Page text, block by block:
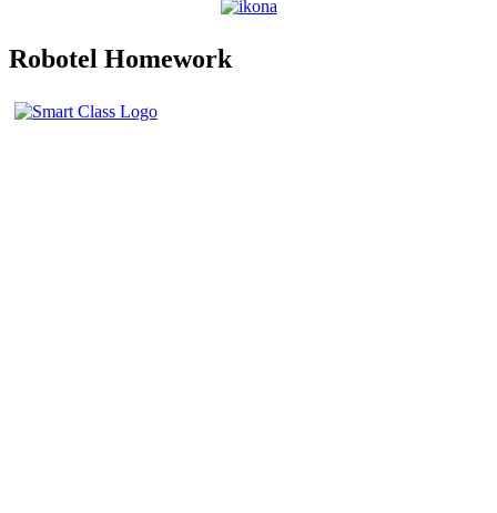
Robotel Homework